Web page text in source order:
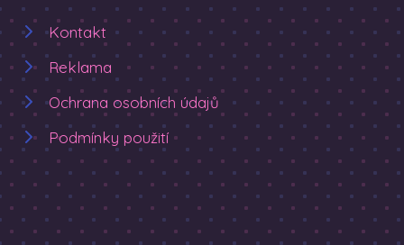
Kontakt
Reklama
Ochrana osobních údajů
Podmínky použití